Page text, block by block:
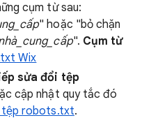
cụm từ sau:
" hoặc "bỏ chặn
". Cụm từ
Wix
sửa đổi tệp
cập nhật quy tắc đó
tệp robots.txt.